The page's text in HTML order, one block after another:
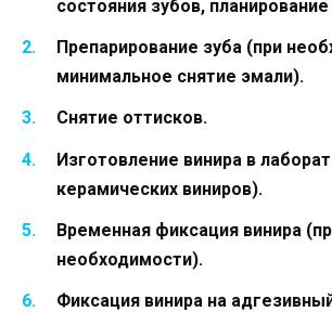
состояния зубов,
Препарирование зуба (при
минимальное снятие эмали).
Снятие оттисков.
Изготовление винира в
керамических виниров).
Временная фиксация винира
необходимости).
Фиксация винира на